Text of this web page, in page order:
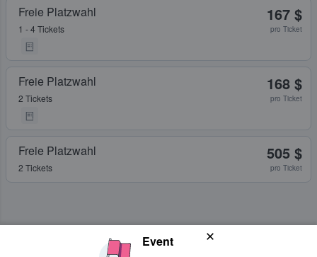
Freie Platzwahl
1 - 4 Tickets
167 $
pro Ticket
Freie Platzwahl
2 Tickets
168 $
pro Ticket
Freie Platzwahl
2 Tickets
505 $
pro Ticket
Event